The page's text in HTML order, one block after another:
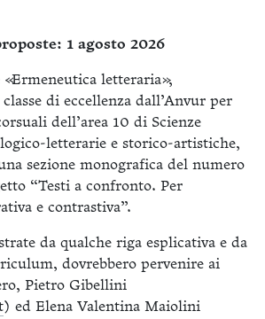
1 agosto 2026
letteraria»,
di eccellenza dall’Anvur per
dell’area 10 di Scienze
letterarie e storico-artistiche,
sezione monografica del numero
“Testi a confronto. Per
e contrastiva”.
da qualche riga esplicativa e da
dovrebbero pervenire ai
Pietro Gibellini
) ed Elena Valentina Maiolini